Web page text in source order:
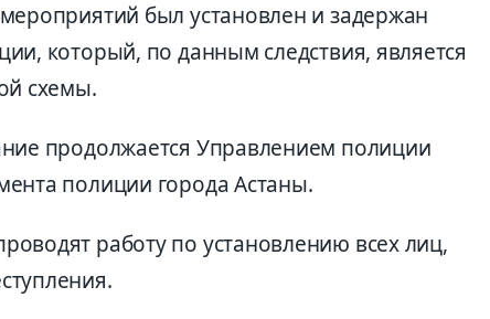
был установлен и задержан
который, по данным следствия, является
схемы.
продолжается Управлением полиции
полиции города Астаны.
работу по установлению всех лиц,